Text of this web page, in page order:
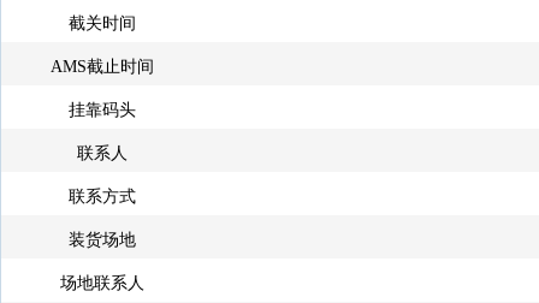
截关时间
AMS截止时间
挂靠码头
联系人
联系方式
装货场地
场地联系人